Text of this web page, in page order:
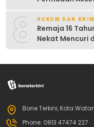
8 HUKUM DAN
Remaja 16
Nekat Mencuri
Bone Terkini, Kota
Phone: 0813 47474 227